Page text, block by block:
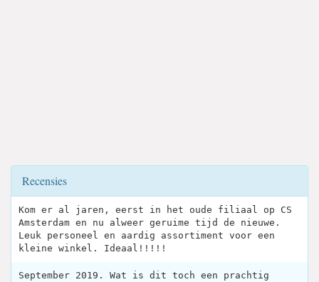
Recensies
Kom er al jaren, eerst in het oude filiaal op CS
Amsterdam en nu alweer geruime tijd de nieuwe.
Leuk personeel en aardig assortiment voor een
kleine winkel. Ideaal!!!!!
September 2019. Wat is dit toch een prachtig